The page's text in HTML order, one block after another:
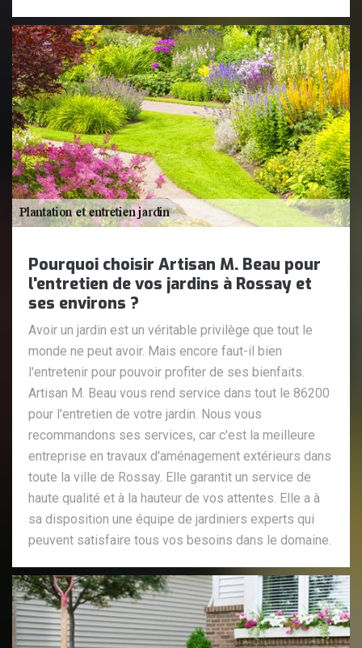
Pourquoi choisir Artisan M. Beau pour
l'entretien de vos jardins à Rossay et
ses environs ?
Avoir un jardin est un véritable privilège que tout le
monde ne peut avoir. Mais encore faut-il bien
l'entretenir pour pouvoir profiter de ses bienfaits.
Artisan M. Beau vous rend service dans tout le 86200
pour l'entretien de votre jardin. Nous vous
recommandons ses services, car c'est la meilleure
entreprise en travaux d'aménagement extérieurs dans
toute la ville de Rossay. Elle garantit un service de
haute qualité et à la hauteur de vos attentes. Elle a à
sa disposition une équipe de jardiniers experts qui
peuvent satisfaire tous vos besoins dans le domaine.